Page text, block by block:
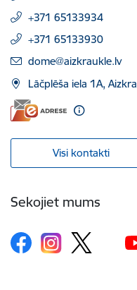
+371 65133934
+371 65133930
E-pasts:
dome@aizkraukle.lv
Lāčplēša iela 1A,
Visi kontakti
Sekojiet mums